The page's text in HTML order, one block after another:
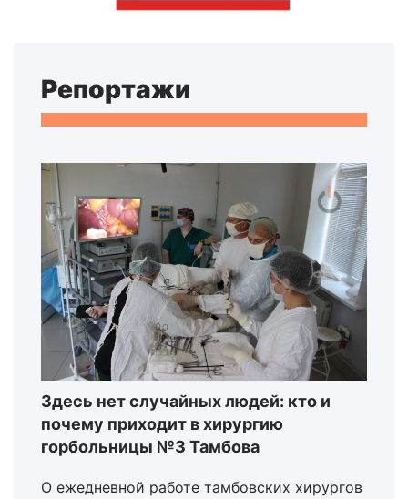
Репортажи
Здесь нет случайных людей: кто и
почему приходит в хирургию
горбольницы №3 Тамбова
О ежедневной работе тамбовских хирургов